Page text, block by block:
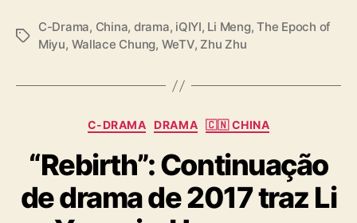
ç
ã
T
s
C-Drama, China, drama, iQIYI, Li Meng,The Epoch of
Miyu, Wallace Chung, WeTV, Zhu Zhu
C
t
e
g
o
C-DRAMA DRAMA 🇨🇳 CHINA
“Rebirth”: Continuação
de drama de 2017 traz Li